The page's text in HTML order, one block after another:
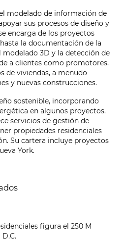
modelado de información de
sus procesos de diseño y
encarga de los proyectos
la documentación de la
3D y la detección de
a clientes como promotores,
de viviendas, a menudo
y nuevas construcciones.
sostenible, incorporando
en algunos proyectos.
servicios de gestión de
propiedades residenciales
Su cartera incluye proyectos
York.
figura el 250 M